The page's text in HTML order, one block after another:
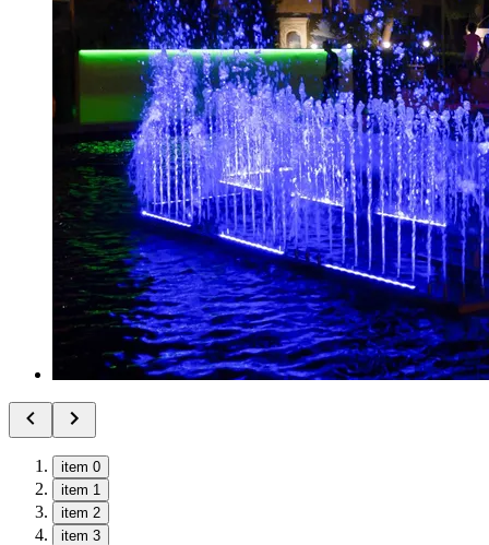
item 0
item 1
item 2
item 3